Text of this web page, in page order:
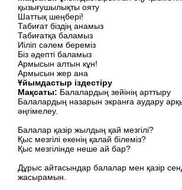
қызығушылықты ояту
Шаттық шеңбері!
Табиғат біздің анамыз
Табиғатқа баламыз
Иіліп сәлем береміз
Біз әдепті баламыз
Армысын алтын кұн!
Армысын жер ана
Ұйымдастыр іздестіру
Мақсаты: Балалардың зейінің арттыру
Балалардың назарын экранға аудару
әңгімелеу.
Балалар қазір жылдың қай мезгілі?
Қыс мезгілі екенің қалай білеміз?
Қыс мезгілінде неше ай бар?
Дұрыс айтасындар балалар мен қазір
жасырамын.